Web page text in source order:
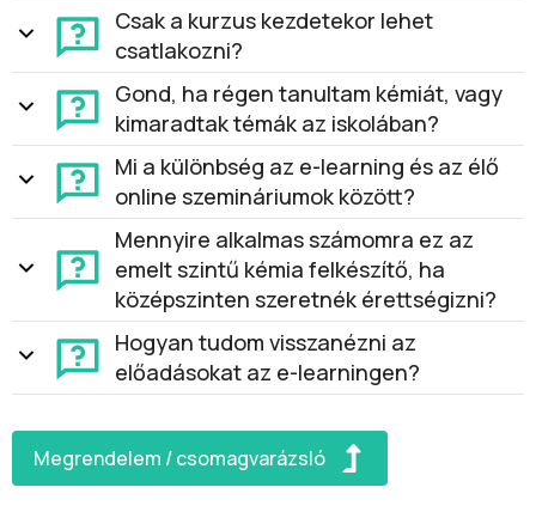
Csak a kurzus kezdetekor lehet
csatlakozni?
Gond, ha régen tanultam kémiát, vagy
kimaradtak témák az iskolában?
Mi a különbség az e-learning és az élő
online szemináriumok között?
Mennyire alkalmas számomra ez az
emelt szintű kémia felkészítő, ha
középszinten szeretnék érettségizni?
Hogyan tudom visszanézni az
előadásokat az e-learningen?
Megrendelem / csomagvarázsló